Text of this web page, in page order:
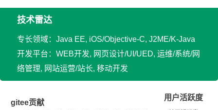
技术雷达
专长领域：Java EE, iOS/Objective-C, J2ME/K-Java
开发平台：WEB开发, 网页设计/UI/UED, 运维/系统/网
络管理, 网站运营/站长, 移动开发
gitee贡献
用户活跃度